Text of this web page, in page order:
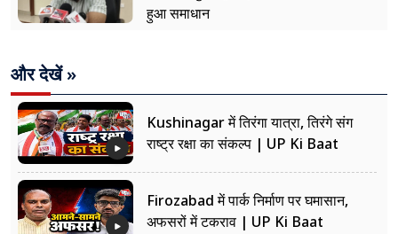
हुआ समाधान
और देखें »
Kushinagar में तिरंगा यात्रा, तिरंगे संग
राष्ट्र रक्षा का संकल्प | UP Ki Baat
Firozabad में पार्क निर्माण पर घमासान,
अफसरों में टकराव | UP Ki Baat